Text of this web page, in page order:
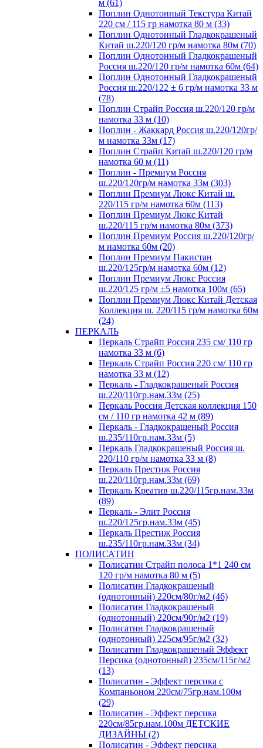
м (61)
Поплин Однотонный Текстура Китай
220 см / 115 гр намотка 80 м (33)
Поплин Однотонный Гладкокрашеный
Китай ш.220/120 гр/м намотка 80м (70)
Поплин Однотонный Гладкокрашеный
Россия ш.220/120 гр/м намотка 60м (64)
Поплин Однотонный Гладкокрашеный
Россия ш.220/122 ± 6 гр/м намотка 33 м
(78)
Поплин Страйп Россия ш.220/120 гр/м
намотка 33 м (10)
Поплин - Жаккард Россия ш.220/120гр/
м намотка 33м (17)
Поплин Страйп Китай ш.220/120 гр/м
намотка 60 м (11)
Поплин - Премиум Россия
ш.220/120гр/м намотка 33м (303)
Поплин Премиум Люкс Китай ш.
220/115 гр/м намотка 60м (113)
Поплин Премиум Люкс Китай
ш.220/115 гр/м намотка 80м (373)
Поплин Премиум Россия ш.220/120гр/
м намотка 60м (20)
Поплин Премиум Пакистан
ш.220/125гр/м намотка 60м (12)
Поплин Премиум Люкс Россия
ш.220/125 гр/м ±5 намотка 100м (65)
Поплин Премиум Люкс Китай Детская
Коллекция ш. 220/115 гр/м намотка 60м
(24)
ПЕРКАЛЬ
Перкаль Страйп Россия 235 см/ 110 гр
намотка 33 м (6)
Перкаль Страйп Россия 220 см/ 110 гр
намотка 33 м (12)
Перкаль - Гладкокрашеный Россия
ш.220/110гр.нам.33м (25)
Перкаль Россия Детская коллекция 150
см / 110 гр намотка 42 м (89)
Перкаль - Гладкокрашеный Россия
ш.235/110гр.нам.33м (5)
Перкаль Гладкокрашеный Россия ш.
220/110 гр/м намотка 33 м (8)
Перкаль Престиж Россия
ш.220/110гр.нам.33м (69)
Перкаль Креатив ш.220/115гр.нам.33м
(89)
Перкаль - Элит Россия
ш.220/125гр.нам.33м (45)
Перкаль Престиж Россия
ш.235/110гр.нам.33м (34)
ПОЛИСАТИН
Полисатин Страйп полоса 1*1 240 см
120 гр/м намотка 80 м (5)
Полисатин Гладкокрашеный
(однотонный) 220см/80г/м2 (46)
Полисатин Гладкокрашеный
(однотонный) 220см/90г/м2 (19)
Полисатин Гладкокрашеный
(однотонный) 225см/95г/м2 (32)
Полисатин Гладкокрашеный Эффект
Персика (однотонный) 235см/115г/м2
(13)
Полисатин - Эффект персика с
Компаньоном 220см/75гр.нам.100м
(29)
Полисатин - Эффект персика
220см/85гр.нам.100м ДЕТСКИЕ
ДИЗАЙНЫ (2)
Полисатин - Эффект персика